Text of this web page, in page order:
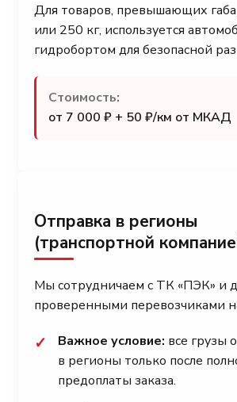
Для товаров, превышающих
или 250 кг, используется
гидробортом для безопасной
Стоимость:
от 7 000 ₽ + 50 ₽/км от МКАД
Отправка в регионы
(транспортной
Мы сотрудничаем с ТК «ПЭК» и
проверенными перевозчиками
✓ Важное условие: все грузы
в регионы только после
предоплаты заказа.